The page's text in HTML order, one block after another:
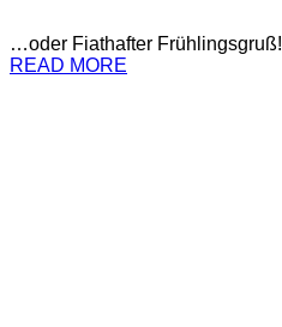
…oder Fiathafter Frühlingsgruß!
READ MORE